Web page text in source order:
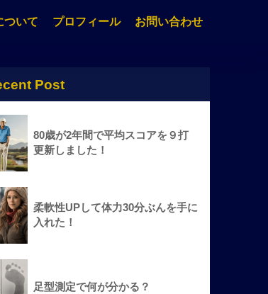
ついて プロフィール お問い合わせ
Post
80歳が2年間で平均スコアを９打
更新しました！
柔軟性UPして体力30分ぶんを手に
入れた！
足型測定で何が分かる？